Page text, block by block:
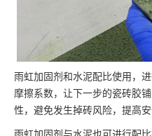
雨虹加固剂和水泥配比使用，
摩擦系数，让下一步的瓷砖胶
性，避免发生掉砖风险，提高安